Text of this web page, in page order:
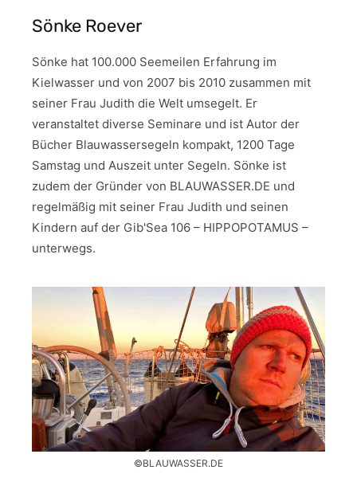
Sönke Roever
Sönke hat 100.000 Seemeilen Erfahrung im
Kielwasser und von 2007 bis 2010 zusammen mit
seiner Frau Judith die Welt umsegelt. Er
veranstaltet diverse Seminare und ist Autor der
Bücher Blauwassersegeln kompakt, 1200 Tage
Samstag und Auszeit unter Segeln. Sönke ist
zudem der Gründer von BLAUWASSER.DE und
regelmäßig mit seiner Frau Judith und seinen
Kindern auf der Gib'Sea 106 – HIPPOPOTAMUS –
unterwegs.
©BLAUWASSER.DE